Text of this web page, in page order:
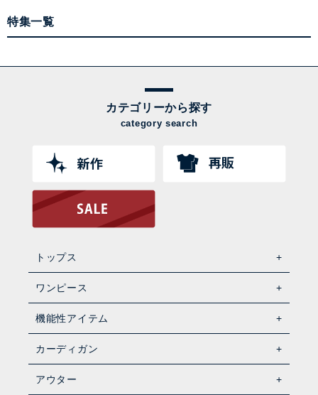
特集一覧
カテゴリーから探す
category search
トップス
ワンピース
機能性アイテム
カーディガン
アウター